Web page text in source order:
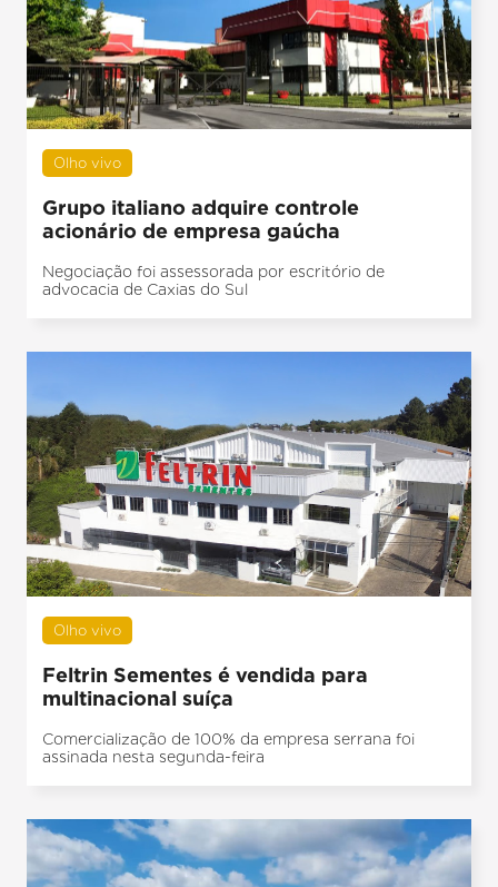
Olho vivo
Grupo italiano adquire controle
acionário de empresa gaúcha
Negociação foi assessorada por escritório de
advocacia de Caxias do Sul
Olho vivo
Feltrin Sementes é vendida para
multinacional suíça
Comercialização de 100% da empresa serrana foi
assinada nesta segunda-feira